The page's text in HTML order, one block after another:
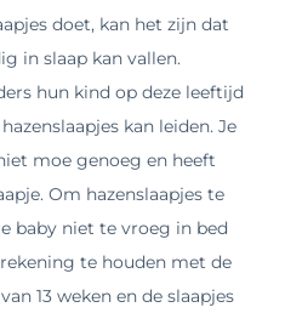
doet, kan het zijn dat
in slaap kan vallen.
hun kind op deze leeftijd
kan leiden. Je
moe genoeg en heeft
Om hazenslaapjes te
baby niet te vroeg in bed
te houden met de
van 13 weken en de slaapjes